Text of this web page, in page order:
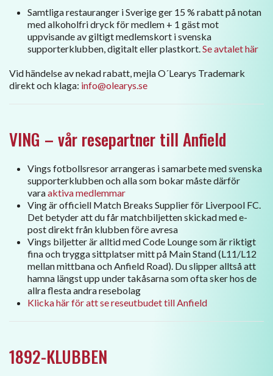
Samtliga restauranger i Sverige ger 15 % rabatt på notan
med alkoholfri dryck för medlem + 1 gäst mot
uppvisande av giltigt medlemskort i svenska
supporterklubben, digitalt eller plastkort.Se avtalet här
Vid händelse av nekad rabatt, mejla O´Learys Trademark
direkt och klaga: info@olearys.se
VING – vår resepartner till Anfield
Vings fotbollsresor arrangeras i samarbete med svenska
supporterklubben och alla som bokar måste därför
varaaktiva medlemmar
Ving är officiell Match Breaks Supplier för Liverpool FC.
Det betyder att du får matchbiljetten skickad med e-
post direkt från klubben före avresa
Vings biljetter är alltid med Code Lounge som är riktigt
fina och trygga sittplatser mitt på Main Stand (L11/L12
mellan mittbana och Anfield Road). Du slipper alltså att
hamna längst upp under takåsarna som ofta sker hos de
allra flesta andra resebolag
Klicka här för att se reseutbudet till Anfield
1892-KLUBBEN